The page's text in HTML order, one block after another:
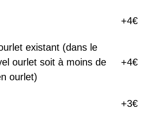
+4€
existant (dans le
ourlet soit à moins de
ourlet)
+4€
+3€